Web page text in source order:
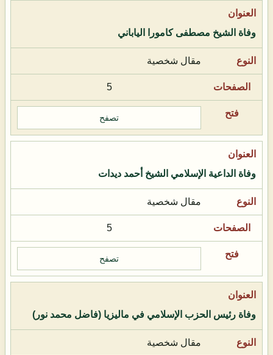
وفاة الشيخ مصطفى كامورا الياباني
مقال شخصية
5
تصفح
وفاة الداعية الإسلامي الشيخ أحمد ديدات
مقال شخصية
5
تصفح
وفاة رئيس الحزب الإسلامي في ماليزيا (فاضل محمد نور)
مقال شخصية